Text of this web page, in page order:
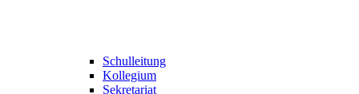
Schulleitung
Kollegium
Sekretariat